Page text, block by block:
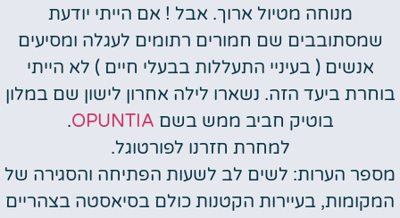
מנוחה מטיול ארוך. אבל ! אם הייתי יודעת
שמסתובבים שם חמורים רתומים לעגלה ומסיעים
אנשים ( בעיניי התעללות בבעלי חיים ) לא הייתי
בוחרת ביעד הזה. נשארו לילה אחרון לישון שם במלון
בוטיק חביב ממש בשם OPUNTIA
.
למחרת חזרנו לפורטוגל.
מספר הערות: לשים לב לשעות הפתיחה והסגירה של
המקומות, בעיירות הקטנות כולם בסיאסטה בצהריים